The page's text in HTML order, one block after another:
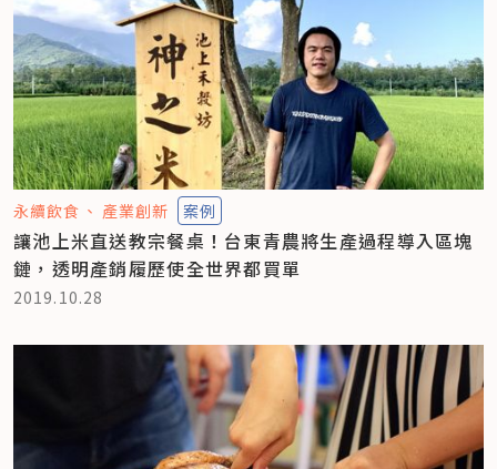
永續飲食 產業創新 案例
讓池上米直送教宗餐桌！台東青農將生產過程導入區塊
鏈，透明產銷履歷使全世界都買單
2019.10.28